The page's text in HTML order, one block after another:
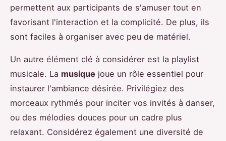
permettent aux participants de s'amuser tout en
favorisant l'interaction et la complicité. De plus, ils
sont faciles à organiser avec peu de matériel.
Un autre élément clé à considérer est la playlist
musicale. La musique joue un rôle essentiel pour
instaurer l'ambiance désirée. Privilégiez des
morceaux rythmés pour inciter vos invités à danser,
ou des mélodies douces pour un cadre plus
relaxant. Considérez également une diversité de